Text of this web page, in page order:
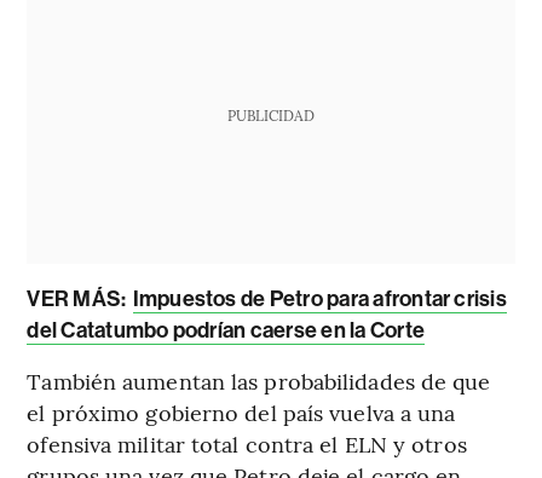
PUBLICIDAD
VER MÁS: Impuestos de Petro para afrontar crisis
del Catatumbo podrían caerse en la Corte
También aumentan las probabilidades de que
el próximo gobierno del país vuelva a una
ofensiva militar total contra el ELN y otros